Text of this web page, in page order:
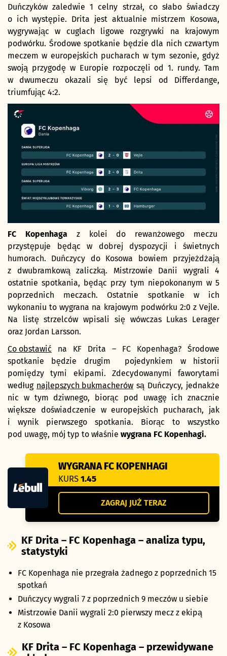
Duńczyków zaledwie 1 celny strzał, co słabo świadczy
o ich występie. Drita jest aktualnie mistrzem Kosowa,
wygrywając w cuglach ligowe rozgrywki na krajowym
podwórku. Środowe spotkanie będzie dla nich czwartym
meczem w europejskich pucharach w tym sezonie, gdyż
swoją przygodę w Europie rozpoczęli od 1. rundy. Tam
w dwumeczu okazali się być lepsi od Differdange,
triumfując 4:2.
FC Kopenhaga z kolei do rewanżowego meczu
przystępuje będąc w dobrej dyspozycji i świetnych
humorach. Duńczycy do Kosowa bowiem przyjeżdżają
z dwubramkową zaliczką. Mistrzowie Danii wygrali 4
ostatnie spotkania, będąc przy tym niepokonanym w 5
poprzednich meczach. Ostatnie spotkanie w ich
wykonaniu to wygrana na krajowym podwórku 2:0 z Vejle.
Na listę strzelców wpisali się wówczas Lukas Lerager
oraz Jordan Larsson.
Co obstawić na KF Drita – FC Kopenhaga? Środowe
spotkanie będzie drugim pojedynkiem w historii
pomiędzy tymi ekipami. Zdecydowanymi faworytami
według najlepszych bukmacherów są Duńczycy, jednakże
nic w tym dziwnego, biorąc pod uwagę ich znacznie
większe doświadczenie w europejskich pucharach, jak
i wynik pierwszego spotkania. Biorąc to wszystko
pod uwagę, mój typ to właśnie wygrana FC Kopenhagi.
WYGRANA FC KOPENHAGI
KURS 1.45
ZAGRAJ JUŻ TERAZ
KF Drita – FC Kopenhaga – analiza typu,
statystyki
FC Kopenhaga nie przegrała żadnego z poprzednich 15
spotkań
Duńczycy wygrali 7 z poprzednich 9 meczów u siebie
Mistrzowie Danii wygrali 2:0 pierwszy mecz z ekipą
z Kosowa
KF Drita – FC Kopenhaga – przewidywane